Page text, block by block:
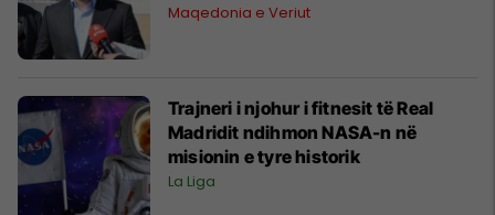
Maqedonia e Veriut
Trajneri i njohur i fitnesit të Real
Madridit ndihmon NASA-n në
misionin e tyre historik
La Liga